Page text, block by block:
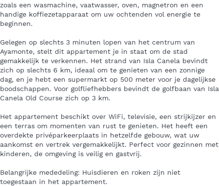
zoals een wasmachine, vaatwasser, oven, magnetron en een
handige koffiezetapparaat om uw ochtenden vol energie te
beginnen.
Gelegen op slechts 3 minuten lopen van het centrum van
Ayamonte, stelt dit appartement je in staat om de stad
gemakkelijk te verkennen. Het strand van Isla Canela bevindt
zich op slechts 6 km, ideaal om te genieten van een zonnige
dag, en je hebt een supermarkt op 500 meter voor je dagelijkse
boodschappen. Voor golfliefhebbers bevindt de golfbaan van Isla
Canela Old Course zich op 3 km.
Het appartement beschikt over WiFi, televisie, een strijkijzer en
een terras om momenten van rust te genieten. Het heeft een
overdekte privéparkeerplaats in hetzelfde gebouw, wat uw
aankomst en vertrek vergemakkelijkt. Perfect voor gezinnen met
kinderen, de omgeving is veilig en gastvrij.
Belangrijke mededeling: Huisdieren en roken zijn niet
toegestaan in het appartement.